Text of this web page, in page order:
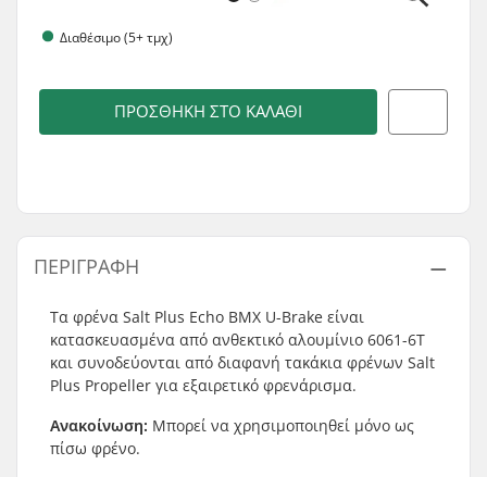
Διαθέσιμο (5+ τμχ)
ΠΡΟΣΘΉΚΗ ΣΤΟ ΚΑΛΆΘΙ
ΠΕΡΙΓΡΑΦΉ
Τα φρένα Salt Plus Echo BMX U-Brake είναι
κατασκευασμένα από ανθεκτικό αλουμίνιο 6061-6T
και συνοδεύονται από διαφανή τακάκια φρένων Salt
Plus Propeller για εξαιρετικό φρενάρισμα.
Ανακοίνωση: Μπορεί να χρησιμοποιηθεί μόνο ως
πίσω φρένο.